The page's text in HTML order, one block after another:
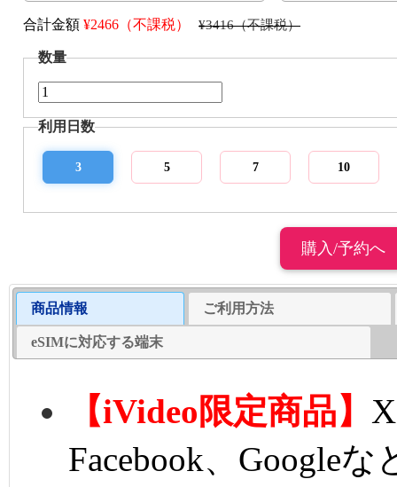
合計金額 ¥2466（不課税） ¥3416（不課税）
数量
利用日数
3 5 7 10
商品情報 ご利用方法
eSIMに対応する端末
【iVideo限定商品】
Facebook、 Googleな